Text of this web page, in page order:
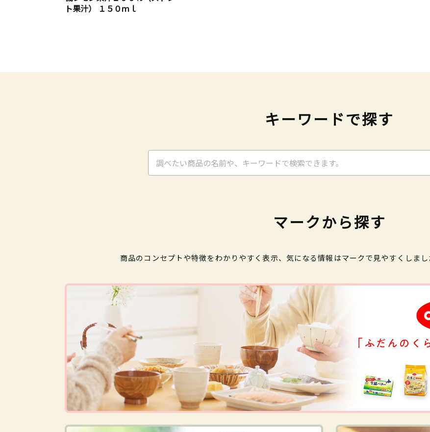
ト果汁） １５０ｍｌ
キーワードで探す
マークから探す
商品のコンセプトや特徴をわかりやすく表示、気になる情報はマークで見やすくしまし